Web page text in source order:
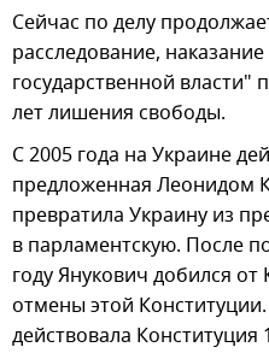
Сейчас по делу
расследование, наказание
государственной власти"
лет лишения свободы.
С 2005 года на Украине
предложенная Леонидом
превратила Украину из
в парламентскую. После
году Янукович добился от
отмены этой
действовала Конституция